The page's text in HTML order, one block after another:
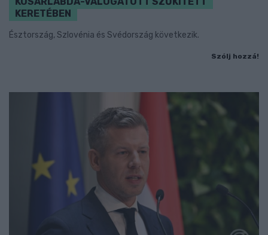
KERETÉBEN
Észtország, Szlovénia és Svédország következik.
Szólj hozzá!